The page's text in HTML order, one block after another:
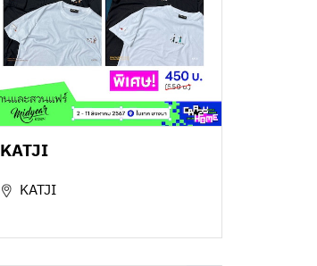
KATJI
KATJI